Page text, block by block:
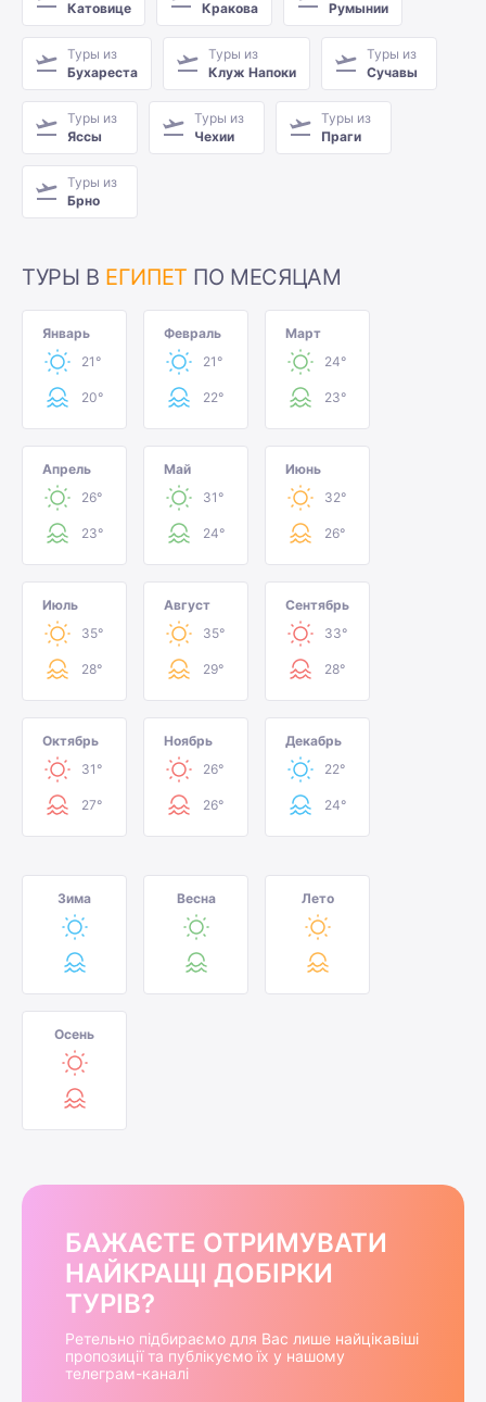
Катовице
Кракова
Румынии
Туры из
Бухареста
Туры из
Клуж Напоки
Туры из
Сучавы
Туры из
Яссы
Туры из
Чехии
Туры из
Праги
Туры из
Брно
ТУРЫ В ЕГИПЕТ ПО МЕСЯЦАМ
Январь
21°
20°
Февраль
21°
22°
Март
24°
23°
Апрель
26°
23°
Май
31°
24°
Июнь
32°
26°
Июль
35°
28°
Август
35°
29°
Сентябрь
33°
28°
Октябрь
31°
27°
Ноябрь
26°
26°
Декабрь
22°
24°
Зима Весна Лето
Осень
БАЖАЄТЕ ОТРИМУВАТИ
НАЙКРАЩІ ДОБІРКИ
ТУРІВ?
Ретельно підбираємо для Вас лише найцікавіші
пропозиції та публікуємо їх у нашому
телеграм-каналі